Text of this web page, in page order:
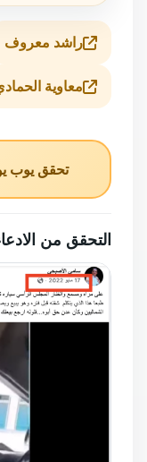
راشد معروف
معاوية
تحقق يوب
التحقق من